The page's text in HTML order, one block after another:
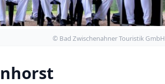
© Bad Zwischenahner Touristik GmbH